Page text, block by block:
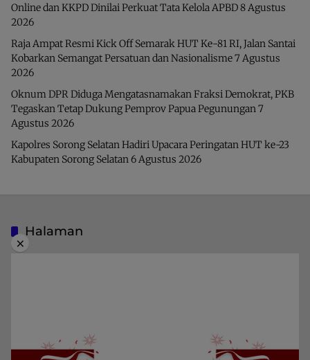
Online dan KKPD Dinilai Perkuat Tata Kelola APBD8 Agustus
2026
Raja Ampat Resmi Kick Off Semarak HUT Ke-81 RI, Jalan Santai
Kobarkan Semangat Persatuan dan Nasionalisme7 Agustus
2026
Oknum DPR Diduga Mengatasnamakan Fraksi Demokrat, PKB
Tegaskan Tetap Dukung Pemprov Papua Pegunungan7
Agustus 2026
Kapolres Sorong Selatan Hadiri Upacara Peringatan HUT ke-23
Kabupaten Sorong Selatan6 Agustus 2026
Halaman
Kategori
×